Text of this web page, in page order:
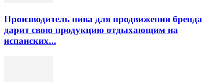
Производитель пива для продвижения бренда
дарит свою продукцию отдыхающим на
испанских...